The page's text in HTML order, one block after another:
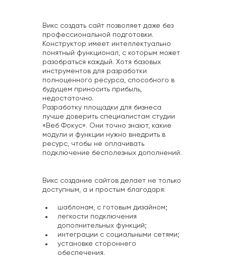
Викс создать сайт позволяет даже без
профессиональной подготовки.
Конструктор имеет интеллектуально
понятный функционал, с которым может
разобраться каждый. Хотя базовых
инструментов для разработки
полноценного ресурса, способного в
будущем приносить прибыль,
недостаточно.
Разработку площадки для бизнеса
лучше доверить специалистам студии
«Веб Фокус». Они точно знают, какие
модули и функции нужно внедрить в
ресурс, чтобы не оплачивать
подключение бесполезных дополнений.
Викс создание сайтов делает не только
доступным, а и простым благодаря:
шаблонам, с готовым дизайном;
легкости подключения
дополнительных функций;
интеграции с социальными сетями;
установке стороннего
обеспечения.